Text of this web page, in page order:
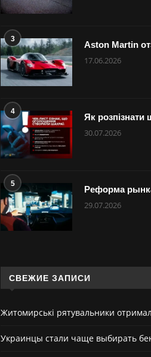
3
Aston Martin
17.06.2026
4
Як розпізнати
30.07.2026
5
Реформа
29.07.2026
СВЕЖИЕ ЗАПИСИ
Житомирські рятувальники
Украинцы стали чаще выбирать